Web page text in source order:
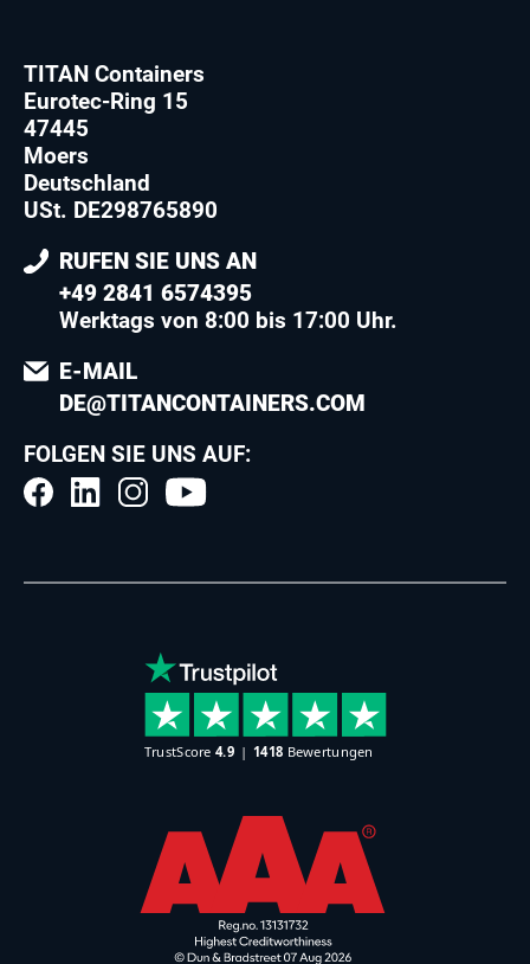
TITAN Containers
Eurotec-Ring 15
47445
Moers
Deutschland
USt. DE298765890
RUFEN SIE UNS AN
+49 2841 6574395
Werktags von 8:00 bis 17:00 Uhr.
E-MAIL
DE@TITANCONTAINERS.COM
FOLGEN SIE UNS AUF: